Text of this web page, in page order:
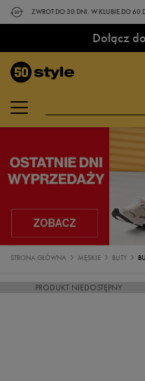
ZWROT DO 30 DNI. W KLUBIE DO 60
Dołącz
STRONA GŁÓWNA MĘSKIE BUTY
PRODUKT NIEDOSTĘPNY